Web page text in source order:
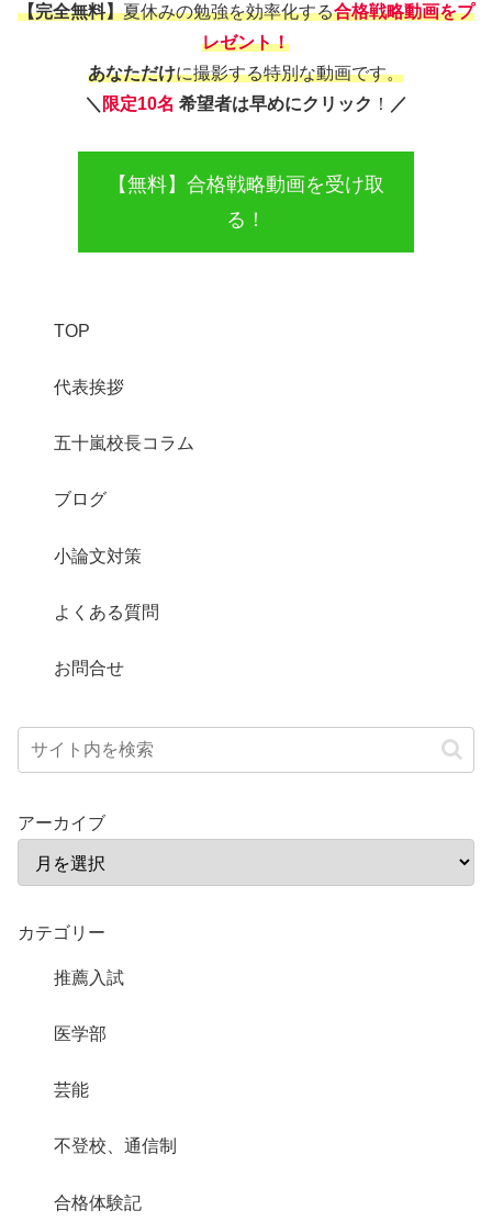
【完全無料】夏休みの勉強を効率化する合格戦略動画をプ
レゼント！
あなただけに撮影する特別な動画です。
＼ 限定10名 希望者は早めにクリック ！ ／
【無料】合格戦略動画を受け取
る！
TOP
代表挨拶
五十嵐校長コラム
ブログ
小論文対策
よくある質問
お問合せ
アーカイブ
カテゴリー
推薦入試
医学部
芸能
不登校、通信制
合格体験記